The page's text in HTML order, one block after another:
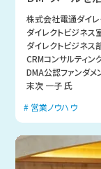
株式会社電通ダイレ
ダイレクトビジネス
ダイレクトビジネス
CRMコンサルティン
DMA公認ファンダメ
末次 一子 氏
営業ノウハウ